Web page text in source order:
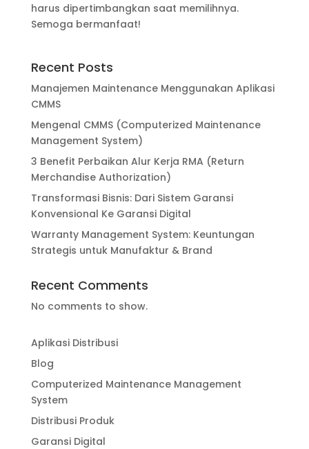
harus dipertimbangkan saat memilihnya.
Semoga bermanfaat!
Recent Posts
Manajemen Maintenance Menggunakan Aplikasi
CMMS
Mengenal CMMS (Computerized Maintenance
Management System)
3 Benefit Perbaikan Alur Kerja RMA (Return
Merchandise Authorization)
Transformasi Bisnis: Dari Sistem Garansi
Konvensional Ke Garansi Digital
Warranty Management System: Keuntungan
Strategis untuk Manufaktur & Brand
Recent Comments
No comments to show.
Aplikasi Distribusi
Blog
Computerized Maintenance Management
System
Distribusi Produk
Garansi Digital